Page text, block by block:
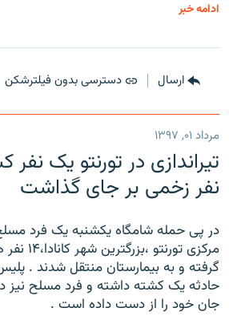
ادامه خبر
ارسال دسترسی بدون فیلترشکن
مرداد ۰۱, ۱۳۹۷
نفر زخمی بر جای گذاشت
در پی حمله شامگاه یکشنبه یک فرد
مرکزی
گرفته و به بیمارستان منتقل شدند .
حادثه یک کشته داشته و فرد مسلح نیز
جان خود را از دست داده است .